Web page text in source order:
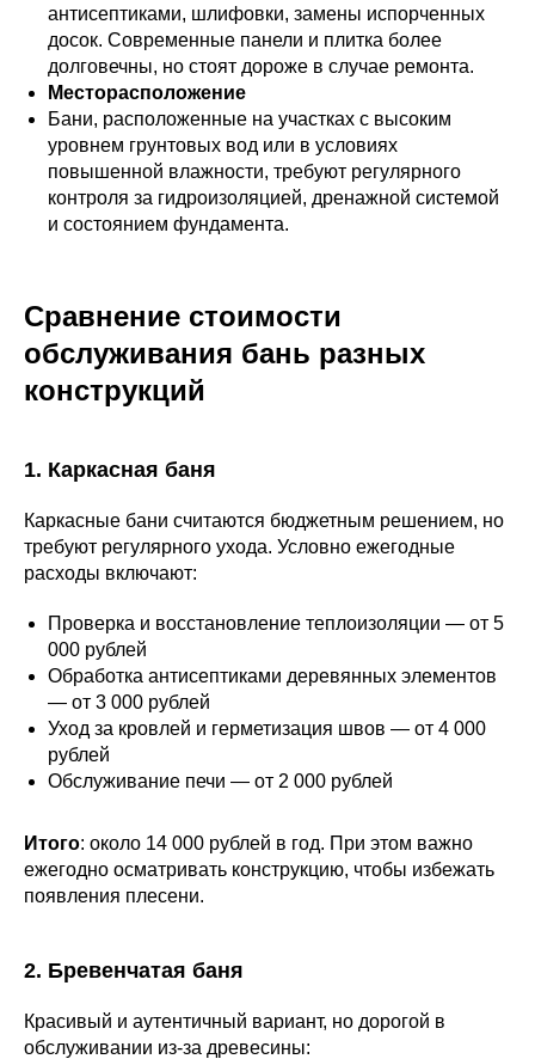
антисептиками, шлифовки, замены испорченных
досок. Современные панели и плитка более
долговечны, но стоят дороже в случае ремонта.
Месторасположение
Бани, расположенные на участках с высоким
уровнем грунтовых вод или в условиях
повышенной влажности, требуют регулярного
контроля за гидроизоляцией, дренажной системой
и состоянием фундамента.
Сравнение стоимости
обслуживания бань разных
конструкций
1. Каркасная баня
Каркасные бани считаются бюджетным решением, но
требуют регулярного ухода. Условно ежегодные
расходы включают:
Проверка и восстановление теплоизоляции — от 5
000 рублей
Обработка антисептиками деревянных элементов
— от 3 000 рублей
Уход за кровлей и герметизация швов — от 4 000
рублей
Обслуживание печи — от 2 000 рублей
Итого: около 14 000 рублей в год. При этом важно
ежегодно осматривать конструкцию, чтобы избежать
появления плесени.
2. Бревенчатая баня
Красивый и аутентичный вариант, но дорогой в
обслуживании из-за древесины: